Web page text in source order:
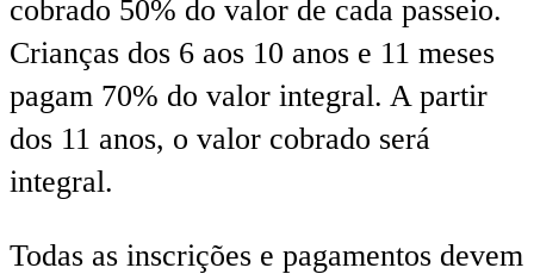
cobrado 50% do valor de cada passeio.
Crianças dos 6 aos 10 anos e 11 meses
pagam 70% do valor integral. A partir
dos 11 anos, o valor cobrado será
integral.
Todas as inscrições e pagamentos devem